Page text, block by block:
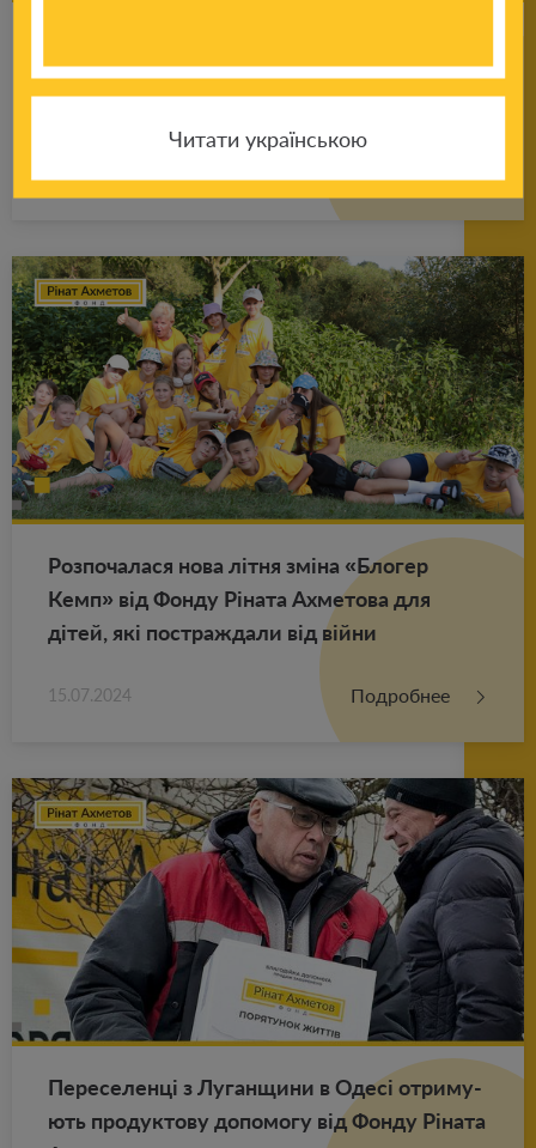
если ре­бе­нок по­сто­ян­но что-то гры­зет,
Роз­по­ча­ла­ся нова літня зміна «Бло­гер
Кемп» від Фонду Ріната Ах­ме­то­ва для
дітей, які по­ст­раж­да­ли від війни
15.07.2024 Подробнее
Пе­ре­се­ленці з Лу­ган­щи­ни в Одесі от­ри­му­
ють про­дук­то­ву до­по­мо­гу від Фонду Ріната
Читати українською